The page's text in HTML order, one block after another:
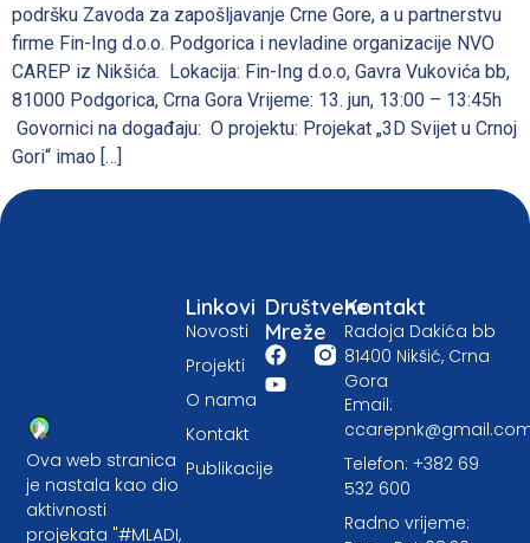
podršku Zavoda za zapošljavanje Crne Gore, a u partnerstvu
firme Fin-Ing d.o.o. Podgorica i nevladine organizacije NVO
CAREP iz Nikšića. Lokacija: Fin-Ing d.o.o, Gavra Vukovića bb,
81000 Podgorica, Crna Gora Vrijeme: 13. jun, 13:00 – 13:45h
Govornici na događaju: O projektu: Projekat „3D Svijet u Crnoj
Gori“ imao […]
Ova web stranica
je nastala kao dio
aktivnosti
projekata "#MLADI,
Društvene
Mreže
Linkovi
Novosti
Projekti
O nama
Kontakt
Publikacije
Kontakt
Radoja Dakića bb
81400 Nikšić, Crna
Gora
Email:
Telefon: +382 69
532 600
Radno vrijeme: